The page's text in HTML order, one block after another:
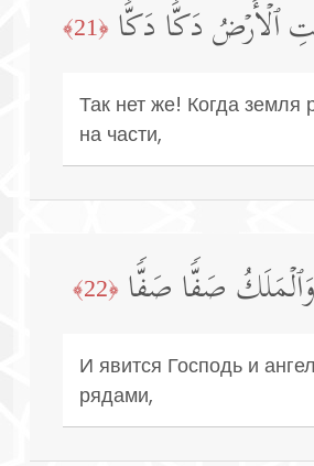
ٱلۡأَرۡضُ دَكࣰّا دَكࣰّا ﴿21﴾
Так нет же! Когда земля
на части,
صَفࣰّا صَفࣰّا ﴿22﴾
И явится Господь и
рядами,